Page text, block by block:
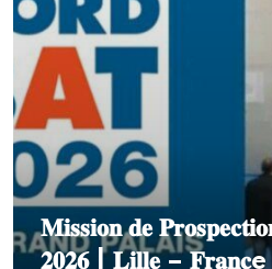
𝐌𝐢𝐬𝐬𝐢𝐨𝐧 𝐝𝐞
𝟐𝟎𝟐𝟔 | 𝐋𝐢𝐥𝐥𝐞 – 𝐅𝐫𝐚𝐧𝐜e